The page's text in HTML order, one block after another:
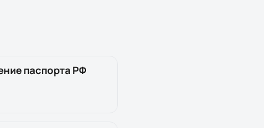
паспорта РФ